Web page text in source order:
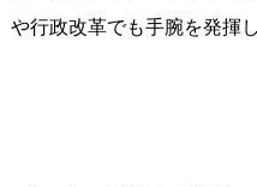
や行政改革でも手腕を発揮